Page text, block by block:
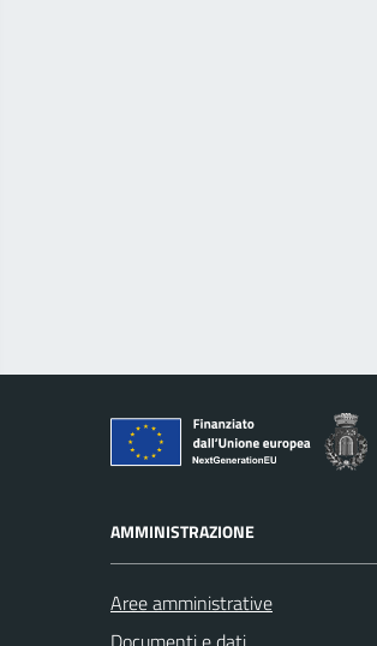
AMMINISTRAZIONE
Aree amministrative